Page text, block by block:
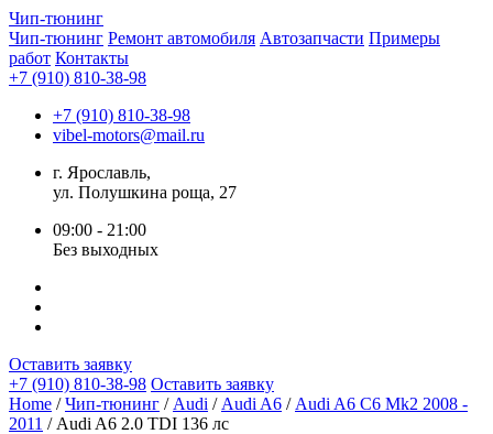
Чип-тюнинг
Чип-тюнинг Ремонт автомобиля Автозапчасти Примеры
работ Контакты
+7 (910) 810-38-98
+7 (910) 810-38-98
vibel-motors@mail.ru
г. Ярославль,
ул. Полушкина роща, 27
09:00 - 21:00
Без выходных
Оставить заявку
+7 (910) 810-38-98 Оставить заявку
Home /Чип-тюнинг / Audi / Audi A6 / Audi A6 C6 Mk2 2008 -
2011 / Audi A6 2.0 TDI 136 лс